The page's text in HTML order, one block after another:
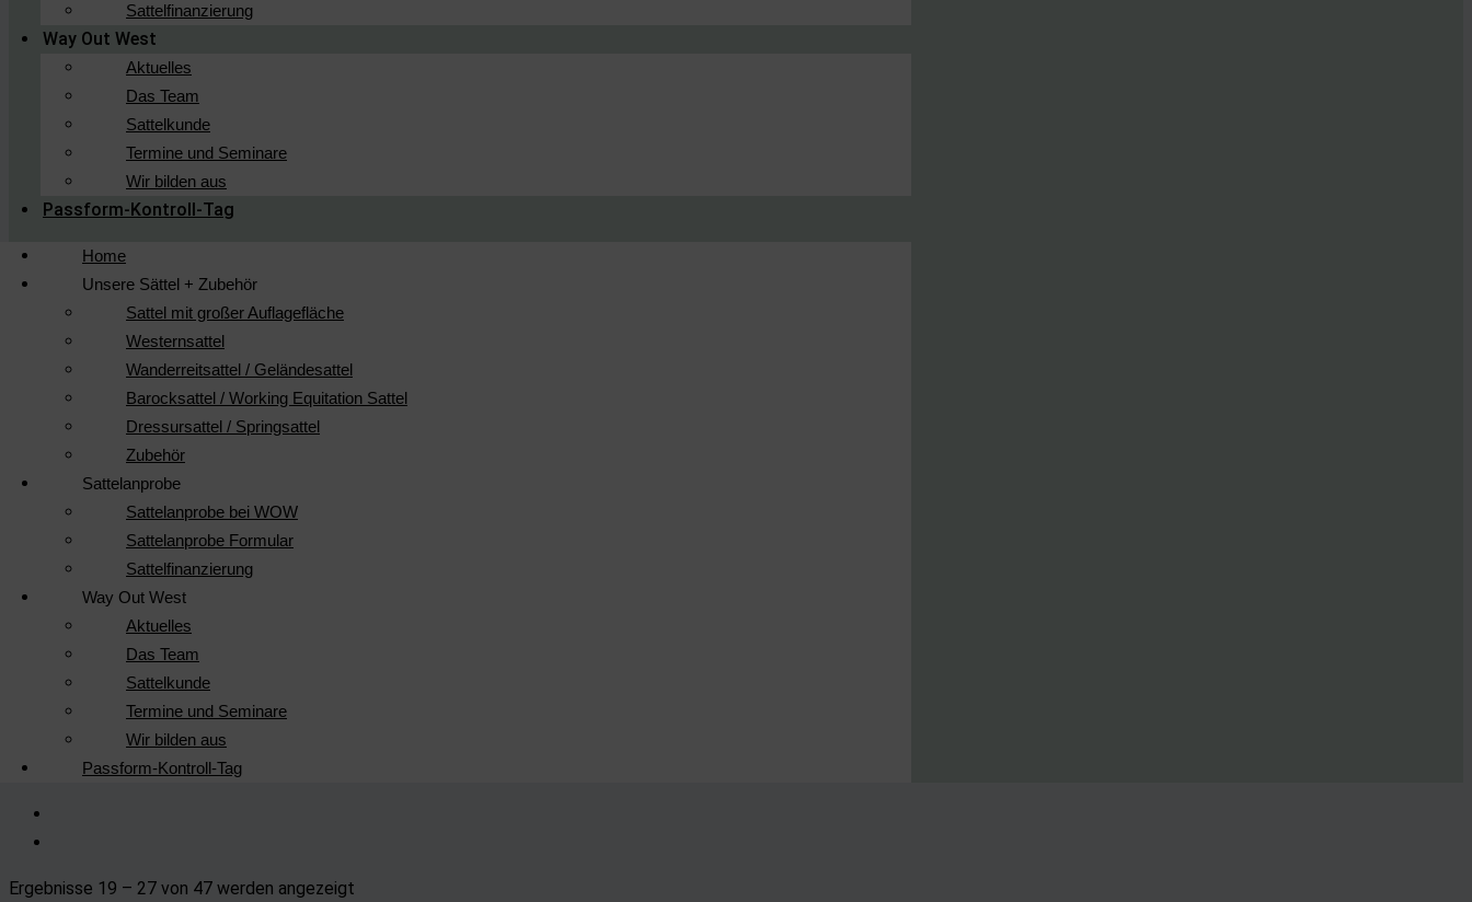
Sattelfinanzierung
Way Out West
Aktuelles
Das Team
Sattelkunde
Termine und Seminare
Wir bilden aus
Passform-Kontroll-Tag
Home
Unsere Sättel + Zubehör
Sattel mit großer Auflagefläche
Westernsattel
Wanderreitsattel / Geländesattel
Barocksattel / Working Equitation Sattel
Dressursattel / Springsattel
Zubehör
Sattelanprobe
Sattelanprobe bei WOW
Sattelanprobe Formular
Sattelfinanzierung
Way Out West
Aktuelles
Das Team
Sattelkunde
Termine und Seminare
Wir bilden aus
Passform-Kontroll-Tag
Ergebnisse 19 – 27 von 47 werden angezeigt